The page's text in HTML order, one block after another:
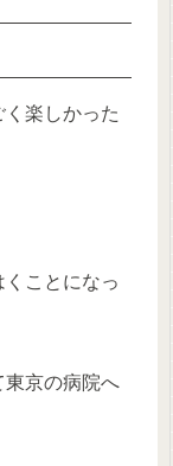
楽しかった
ことになっ
東京の病院へ